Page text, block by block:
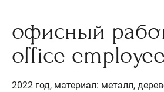
офисный
office employee
2022 год, материал: металл,